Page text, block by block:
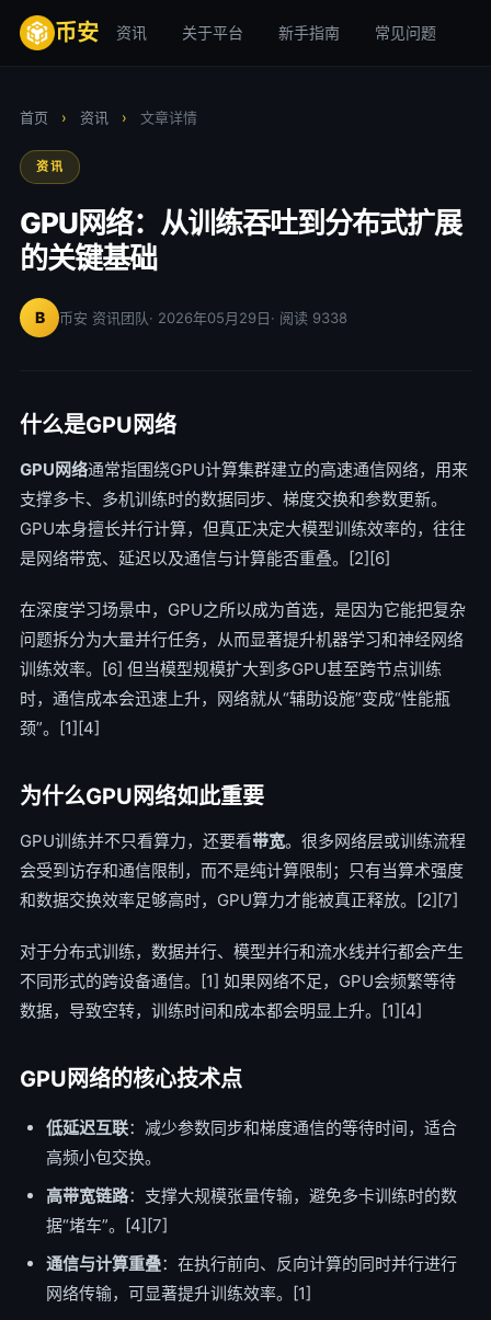
币安 资讯 关于平台 新手指南 常见问题
首页 › 资讯 › 文章详情
资讯
GPU网络：从训练吞吐到分布式扩展
的关键基础
B 币安 资讯团队· 2026年05月29日· 阅读 9338
什么是GPU网络
GPU网络通常指围绕GPU计算集群建立的高速通信网络，用来
支撑多卡、多机训练时的数据同步、梯度交换和参数更新。
GPU本身擅长并行计算，但真正决定大模型训练效率的，往往
是网络带宽、延迟以及通信与计算能否重叠。[2][6]
在深度学习场景中，GPU之所以成为首选，是因为它能把复杂
问题拆分为大量并行任务，从而显著提升机器学习和神经网络
训练效率。[6] 但当模型规模扩大到多GPU甚至跨节点训练
时，通信成本会迅速上升，网络就从“辅助设施”变成“性能瓶
颈”。[1][4]
为什么GPU网络如此重要
GPU训练并不只看算力，还要看带宽。很多网络层或训练流程
会受到访存和通信限制，而不是纯计算限制；只有当算术强度
和数据交换效率足够高时，GPU算力才能被真正释放。[2][7]
对于分布式训练，数据并行、模型并行和流水线并行都会产生
不同形式的跨设备通信。[1] 如果网络不足，GPU会频繁等待
数据，导致空转，训练时间和成本都会明显上升。[1][4]
GPU网络的核心技术点
低延迟互联：减少参数同步和梯度通信的等待时间，适合
高频小包交换。
高带宽链路：支撑大规模张量传输，避免多卡训练时的数
据“堵车”。[4][7]
通信与计算重叠：在执行前向、反向计算的同时并行进行
网络传输，可显著提升训练效率。[1]